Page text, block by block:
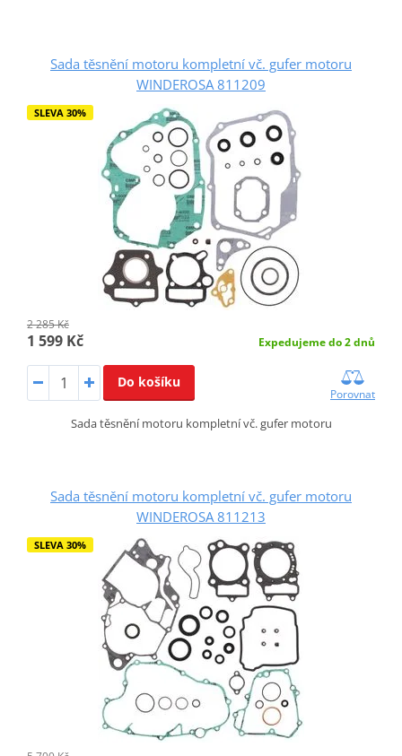
Sada těsnění motoru kompletní vč. gufer motoru
WINDEROSA 811209
SLEVA 30%
2 285 Kč
1 599 Kč Expedujeme do 2 dnů
Do košíku
Porovnat
Sada těsnění motoru kompletní vč. gufer motoru
Sada těsnění motoru kompletní vč. gufer motoru
WINDEROSA 811213
SLEVA 30%